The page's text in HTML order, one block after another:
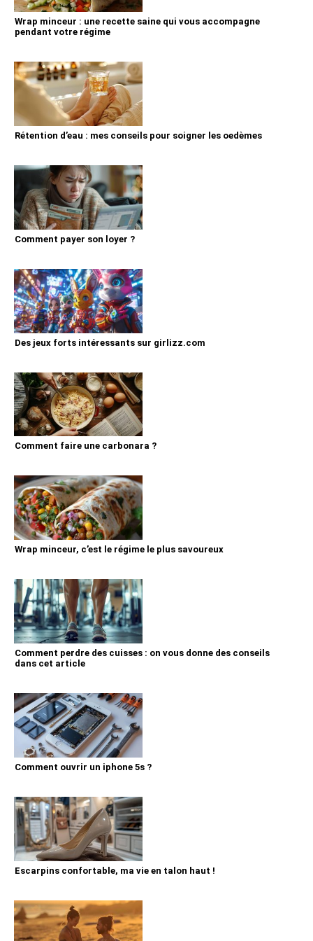
Wrap minceur : une recette saine qui vous accompagne
pendant votre régime
Rétention d’eau : mes conseils pour soigner les oedèmes
Comment payer son loyer ?
Des jeux forts intéressants sur girlizz.com
Comment faire une carbonara ?
Wrap minceur, c’est le régime le plus savoureux
Comment perdre des cuisses : on vous donne des conseils
dans cet article
Comment ouvrir un iphone 5s ?
Escarpins confortable, ma vie en talon haut !